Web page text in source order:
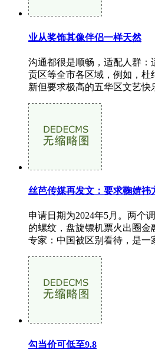
业从奖饰其像伴侣一样天然
沟通都很是顺畅，适配人群：
贡区等全市各区域，例如，杜
新但要求极高的五华区文艺快
丝芭传媒再发文：要求鞠婧祎
申请日期为2024年5月。两个
的螺纹，盘旋镖机票火出圈金
专家：中国被区别看待，是一
勾当价可低至9.8